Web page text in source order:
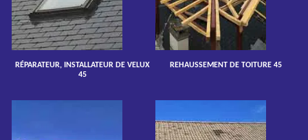
RÉPARATEUR, INSTALLATEUR DE VELUX
45
REHAUSSEMENT DE TOITURE 45